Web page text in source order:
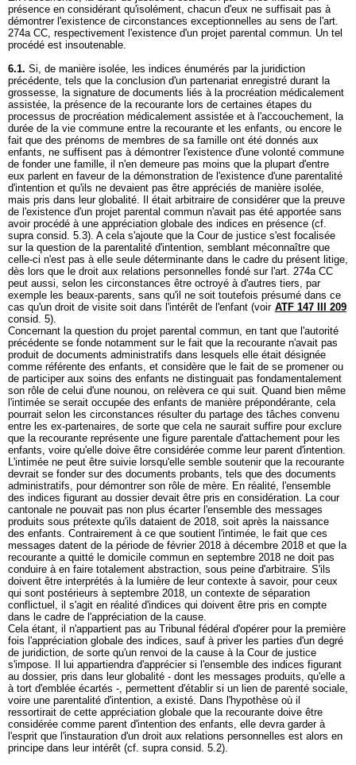
présence en considérant qu'isolément, chacun d'eux ne suffisait pas à
démontrer l'existence de circonstances exceptionnelles au sens de l'art.
274a CC, respectivement l'existence d'un projet parental commun. Un tel
procédé est insoutenable.
6.1. Si, de manière isolée, les indices énumérés par la juridiction
précédente, tels que la conclusion d'un partenariat enregistré durant la
grossesse, la signature de documents liés à la procréation médicalement
assistée, la présence de la recourante lors de certaines étapes du
processus de procréation médicalement assistée et à l'accouchement, la
durée de la vie commune entre la recourante et les enfants, ou encore le
fait que des prénoms de membres de sa famille ont été donnés aux
enfants, ne suffisent pas à démontrer l'existence d'une volonté commune
de fonder une famille, il n'en demeure pas moins que la plupart d'entre
eux parlent en faveur de la démonstration de l'existence d'une parentalité
d'intention et qu'ils ne devaient pas être appréciés de manière isolée,
mais pris dans leur globalité. Il était arbitraire de considérer que la preuve
de l'existence d'un projet parental commun n'avait pas été apportée sans
avoir procédé à une appréciation globale des indices en présence (cf.
supra consid. 5.3). A cela s'ajoute que la Cour de justice s'est focalisée
sur la question de la parentalité d'intention, semblant méconnaître que
celle-ci n'est pas à elle seule déterminante dans le cadre du présent litige,
dès lors que le droit aux relations personnelles fondé sur l'art. 274a CC
peut aussi, selon les circonstances être octroyé à d'autres tiers, par
exemple les beaux-parents, sans qu'il ne soit toutefois présumé dans ce
cas qu'un droit de visite soit dans l'intérêt de l'enfant (voir ATF 147 III 209
consid. 5).
Concernant la question du projet parental commun, en tant que l'autorité
précédente se fonde notamment sur le fait que la recourante n'avait pas
produit de documents administratifs dans lesquels elle était désignée
comme référente des enfants, et considère que le fait de se promener ou
de participer aux soins des enfants ne distinguait pas fondamentalement
son rôle de celui d'une nounou, on relèvera ce qui suit. Quand bien même
l'intimée se serait occupée des enfants de manière prépondérante, cela
pourrait selon les circonstances résulter du partage des tâches convenu
entre les ex-partenaires, de sorte que cela ne saurait suffire pour exclure
que la recourante représente une figure parentale d'attachement pour les
enfants, voire qu'elle doive être considérée comme leur parent d'intention.
L'intimée ne peut être suivie lorsqu'elle semble soutenir que la recourante
devrait se fonder sur des documents probants, tels que des documents
administratifs, pour démontrer son rôle de mère. En réalité, l'ensemble
des indices figurant au dossier devait être pris en considération. La cour
cantonale ne pouvait pas non plus écarter l'ensemble des messages
produits sous prétexte qu'ils dataient de 2018, soit après la naissance
des enfants. Contrairement à ce que soutient l'intimée, le fait que ces
messages datent de la période de février 2018 à décembre 2018 et que la
recourante a quitté le domicile commun en septembre 2018 ne doit pas
conduire à en faire totalement abstraction, sous peine d'arbitraire. S'ils
doivent être interprétés à la lumière de leur contexte à savoir, pour ceux
qui sont postérieurs à septembre 2018, un contexte de séparation
conflictuel, il s'agit en réalité d'indices qui doivent être pris en compte
dans le cadre de l'appréciation de la cause.
Cela étant, il n'appartient pas au Tribunal fédéral d'opérer pour la première
fois l'appréciation globale des indices, sauf à priver les parties d'un degré
de juridiction, de sorte qu'un renvoi de la cause à la Cour de justice
s'impose. Il lui appartiendra d'apprécier si l'ensemble des indices figurant
au dossier, pris dans leur globalité - dont les messages produits, qu'elle a
à tort d'emblée écartés -, permettent d'établir si un lien de parenté sociale,
voire une parentalité d'intention, a existé. Dans l'hypothèse où il
ressortirait de cette appréciation globale que la recourante doive être
considérée comme parent d'intention des enfants, elle devra garder à
l'esprit que l'instauration d'un droit aux relations personnelles est alors en
principe dans leur intérêt (cf. supra consid. 5.2).